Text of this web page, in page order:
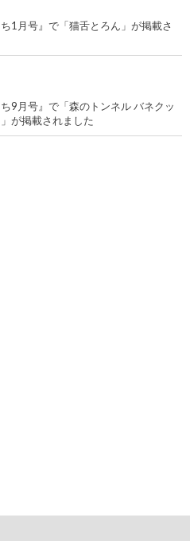
ち1月号』で「猫舌とろん」が掲載さ
ち9月号』で「森のトンネル バネクッ
が掲載されました